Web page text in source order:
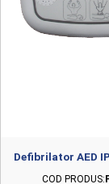
Defibrilator AED
COD PRODUS: